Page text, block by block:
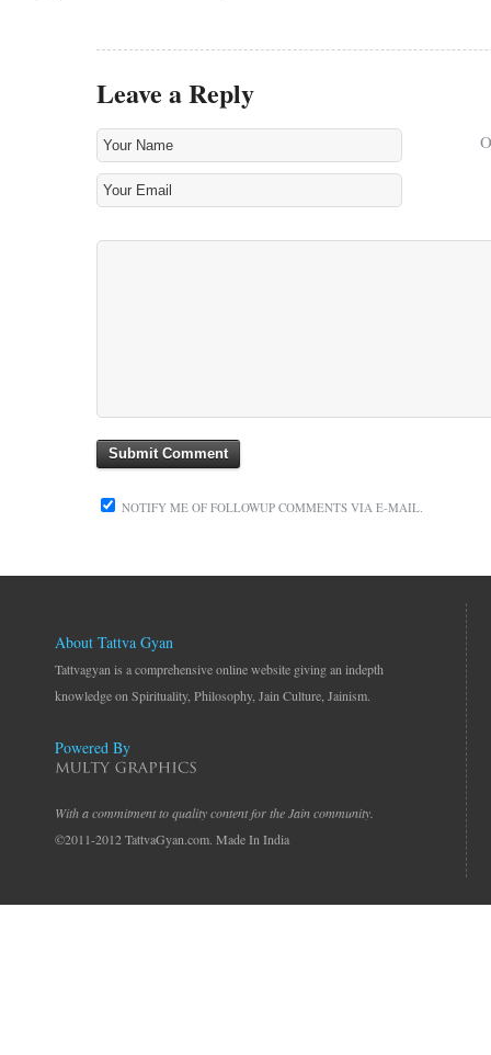
Leave a Reply
NOTIFY ME OF FOLLOWUP COMMENTS VIA E-MAIL.
About Tattva Gyan
Tattvagyan is a comprehensive online website giving an indepth
knowledge on Spirituality, Philosophy, Jain Culture, Jainism.
Powered By
With a commitment to quality content for the Jain community.
©2011-2012 TattvaGyan.com. Made In India